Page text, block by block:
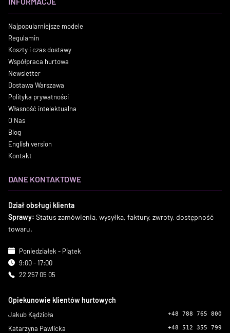
Najpopularniejsze modele
Regulamin
Koszty i czas dostawy
Współpraca hurtowa
Newsletter
Dostawa Warszawa
Polityka prywatności
Własność intelektualna
O Nas
Blog
English version
Kontakt
DANE KONTAKTOWE
Dział obsługi klienta
Sprawy: Status zamówienia, wysyłka, faktury, zwroty, dostępność
towaru.
Poniedziałek - Piątek
9:00 - 17:00
22 257 05 05
Opiekunowie klientów hurtowych
Jakub Kądzioła +48 788 765 800
Katarzyna Pawlicka +48 512 355 799